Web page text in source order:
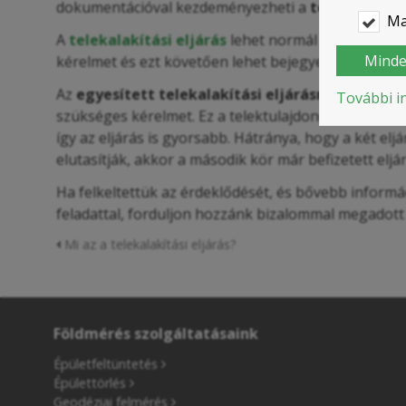
dokumentációval kezdeményezheti a
A telekalakítási eljárás lehet normál vagy
kérelmet és ezt követően lehet bejegyeztetni az
Az egyesített telekalakítási eljárásnála
szükséges kérelmet. Ez a telektulajdonos
így az eljárás is gyorsabb. Hátránya, hogy a két
elutasítják, akkor a második kör már befizetett
Ha felkeltettük az érdeklődését, és bővebb
feladattal, forduljon hozzánk bizalommal
Mi az a telekalakítási eljárás?
Földmérés szolgáltatásaink
Épületfeltüntetés
Épülettörlés
Geodéziai felmérés
További